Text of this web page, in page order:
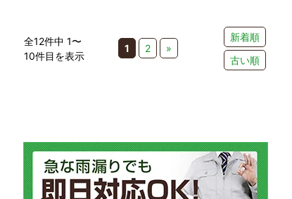
全12件中 1〜
10件目を表示
1 2 »
新着順
古い順